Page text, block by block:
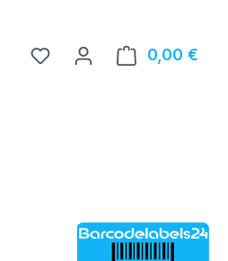
0,00 €